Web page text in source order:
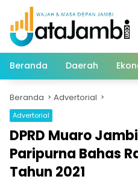
Langsung
konten
Beranda Daerah
Beranda Advertorial
Advertorial
DPRD Muaro
Paripurna Bahas
Tahun 2021